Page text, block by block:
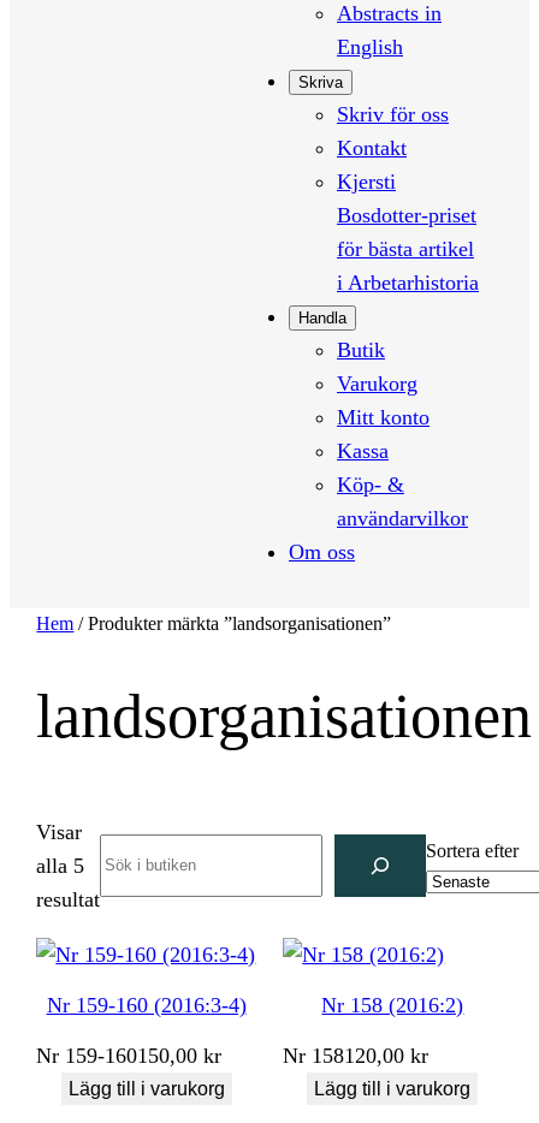
Abstracts in
English
Skriva
Skriv för oss
Kontakt
Kjersti
Bosdotter-priset
för bästa artikel
i Arbetarhistoria
Handla
Butik
Varukorg
Mitt konto
Kassa
Köp- &
användarvilkor
Om oss
Hem / Produkter märkta ”landsorganisationen”
landsorganisationen
Visar
alla 5
resultatSortera
senaste
Sortera efter
Nr 159-160 (2016:3-4)
Nr 159-160150,00kr
Lägg till i varukorg
Nr 158 (2016:2)
Nr 158120,00kr
Lägg till i varukorg